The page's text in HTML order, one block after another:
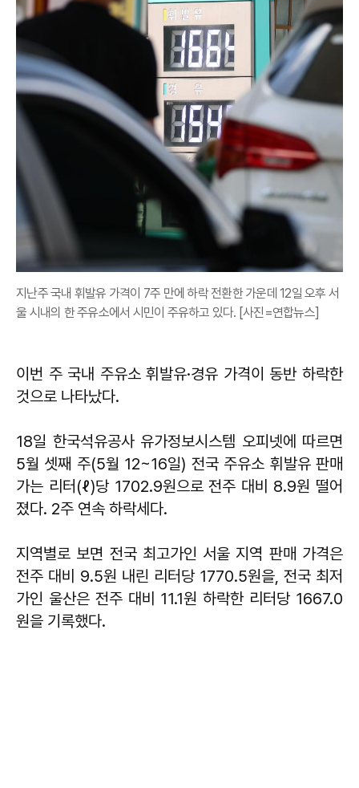
지난주 국내 휘발유 가격이 7주 만에 하락 전환한 가운데 12일 오후 서
울 시내의 한 주유소에서 시민이 주유하고 있다. [사진=연합뉴스]
이번 주 국내 주유소 휘발유·경유 가격이 동반 하락한
것으로 나타났다.
18일 한국석유공사 유가정보시스템 오피넷에 따르면
5월 셋째 주(5월 12~16일) 전국 주유소 휘발유 판매
가는 리터(ℓ)당 1702.9원으로 전주 대비 8.9원 떨어
졌다. 2주 연속 하락세다.
지역별로 보면 전국 최고가인 서울 지역 판매 가격은
전주 대비 9.5원 내린 리터당 1770.5원을, 전국 최저
가인 울산은 전주 대비 11.1원 하락한 리터당 1667.0
원을 기록했다.